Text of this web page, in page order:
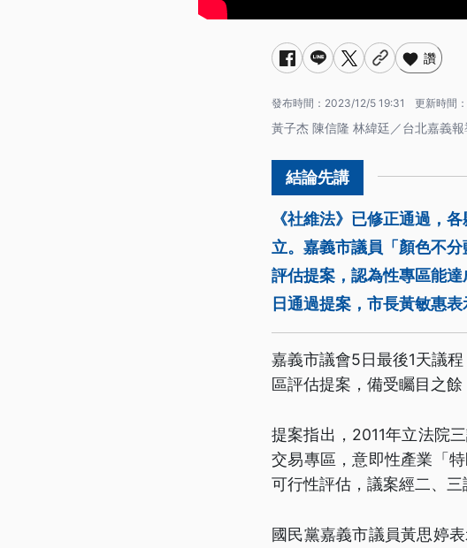
讚
發布時間： 2023/12/5 19:31 更新時間：
黃子杰 陳信隆 林緯廷／台北嘉義報
《社維法》已修正通過，
立。嘉義市議員「顏色不
評估提案，認為性專區能
日通過提案，市長黃敏惠
嘉義市議會5日最後1天議
區評估提案，備受矚目之
提案指出，2011年立法院
交易專區，意即性產業「
可行性評估，議案經二、三
國民黨嘉義市議員黃思婷